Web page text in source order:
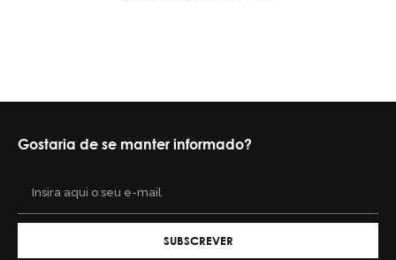
Gostaria de se manter informado?
SUBSCREVER